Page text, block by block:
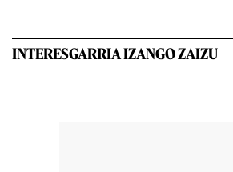
INTERESGARRIA IZANGO ZAIZU